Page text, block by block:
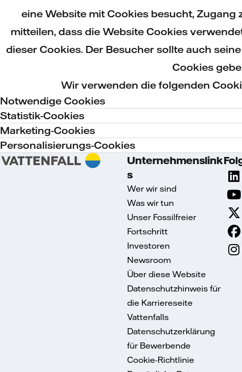
eine Website mit Cookies besucht,
mitteilen, dass die Website Cookies
dieser Cookies. Der Besucher sollte auch
Cookies
Wir verwenden die folgenden
Notwendige Cookies
Statistik-Cookies
Marketing-Cookies
Personalisierungs-Cookies
Unternehmenslink
s
Wer wir sind
Was wir tun
Unser Fossilfreier
Fortschritt
Investoren
Newsroom
Über diese Website
Datenschutzhinweis für
die Karriereseite
Vattenfalls
Datenschutzerklärung
für Bewerbende
Cookie-Richtlinie